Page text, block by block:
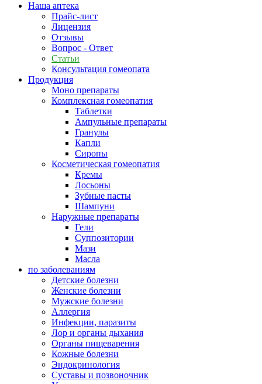
Наша аптека
Прайс-лист
Лицензия
Отзывы
Вопрос - Ответ
Статьи
Консультация гомеопата
Продукция
Моно препараты
Комплексная гомеопатия
Таблетки
Ампульные препараты
Гранулы
Капли
Сиропы
Косметическая гомеопатия
Кремы
Лосьоны
Зубные пасты
Шампуни
Наружные препараты
Гели
Суппозитории
Мази
Масла
по заболеваниям
Детские болезни
Женские болезни
Мужские болезни
Аллергия
Инфекции, паразиты
Лор и органы дыхания
Органы пищеварения
Кожные болезни
Эндокринология
Суставы и позвоночник